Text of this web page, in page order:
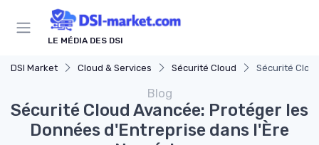
LE MÉDIA DES DSI
DSI Market Cloud & Services Sécurité Cloud Sécurité
Blog
Sécurité Cloud Avancée: Protéger les
Données d'Entreprise dans l'Ère
Panneau de gestion des cookies